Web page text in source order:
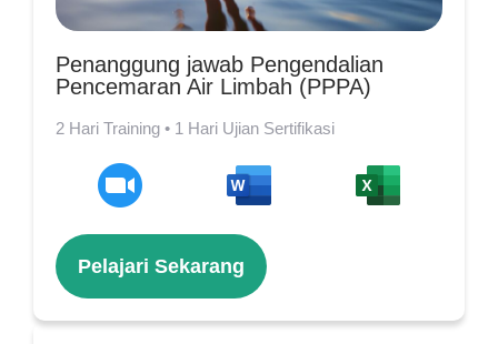
Penanggung jawab Pengendalian
Pencemaran Air Limbah (PPPA)
2 Hari Training • 1 Hari Ujian Sertifikasi
Pelajari Sekarang